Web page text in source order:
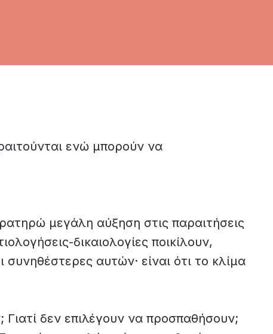
ενώ μπορούν να
μεγάλη αύξηση στις παραιτήσεις
δικαιολογίες ποικίλουν,
συνηθέστερες αυτών· είναι ότι το κλίμα
Γιατί δεν επιλέγουν να προσπαθήσουν;